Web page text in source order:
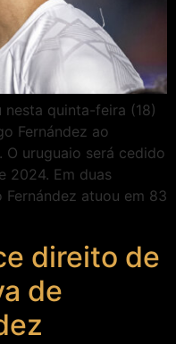
quinta-feira (18)
Fernández ao
O uruguaio será cedido
2024. Em duas
atuou em 83
direito de
de